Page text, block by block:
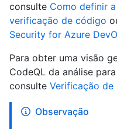
consulte Como definir
verificação de código
Security for Azure
Para obter uma visão
CodeQL da análise
consulte Verificação
Observação